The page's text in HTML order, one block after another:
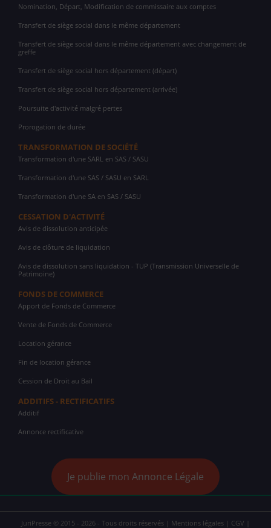
Nomination, Départ, Modification de commissaire aux comptes
Transfert de siège social dans le même département
Transfert de siège social dans le même département avec changement de
greffe
Transfert de siège social hors département (départ)
Transfert de siège social hors département (arrivée)
Poursuite d'activité malgré pertes
Prorogation de durée
TRANSFORMATION DE SOCIÉTÉ
Transformation d'une SARL en SAS / SASU
Transformation d'une SAS / SASU en SARL
Transformation d'une SA en SAS / SASU
CESSATION D'ACTIVITÉ
Avis de dissolution anticipée
Avis de clôture de liquidation
Avis de dissolution sans liquidation - TUP (Transmission Universelle de
Patrimoine)
FONDS DE COMMERCE
Apport de Fonds de Commerce
Vente de Fonds de Commerce
Location gérance
Fin de location gérance
Cession de Droit au Bail
ADDITIFS - RECTIFICATIFS
Additif
Annonce rectificative
Je publie mon Annonce Légale
JuriPresse © 2015 - 2026 - Tous droits réservés | Mentions légales CGV